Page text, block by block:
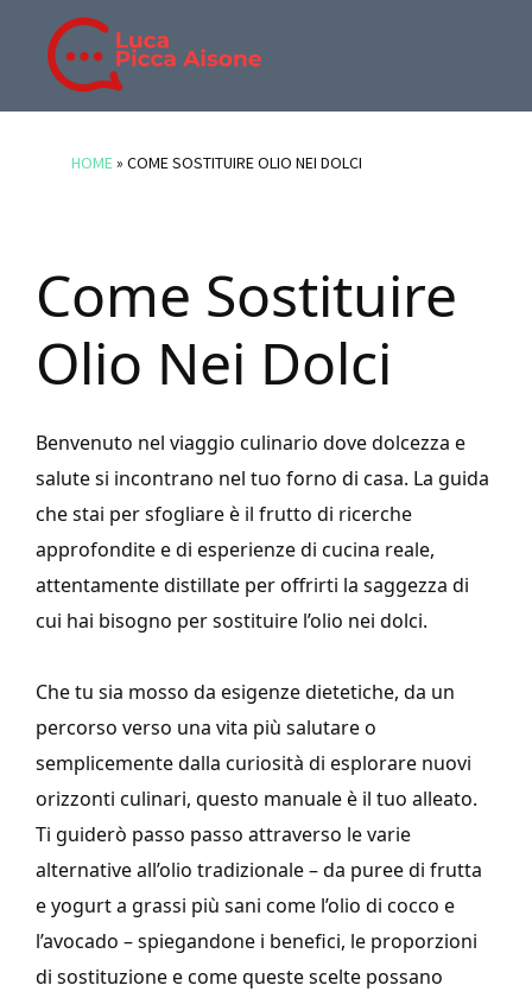
primary
BLOG
DI
LUCA
Blog
HOME» COME SOSTITUIRE OLIO NEI DOLCI
Come Sostituire
Olio Nei Dolci
Benvenuto nel viaggio culinario dove dolcezza e
salute si incontrano nel tuo forno di casa. La guida
che stai per sfogliare è il frutto di ricerche
approfondite e di esperienze di cucina reale,
attentamente distillate per offrirti la saggezza di
cui hai bisogno per sostituire l’olio nei dolci.
Che tu sia mosso da esigenze dietetiche, da un
percorso verso una vita più salutare o
semplicemente dalla curiosità di esplorare nuovi
orizzonti culinari, questo manuale è il tuo alleato.
Ti guiderò passo passo attraverso le varie
alternative all’olio tradizionale – da puree di frutta
e yogurt a grassi più sani come l’olio di cocco e
l’avocado – spiegandone i benefici, le proporzioni
di sostituzione e come queste scelte possano